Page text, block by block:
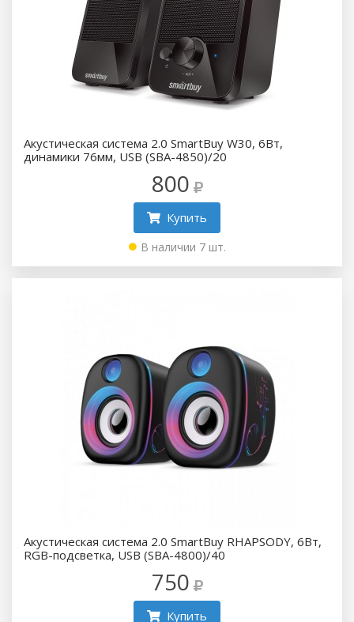
Акустическая система 2.0 SmartBuy W30, 6Вт,
динамики 76мм, USB (SBA-4850)/20
800
Купить
В наличии 7 шт.
Акустическая система 2.0 SmartBuy RHAPSODY, 6Вт,
RGB-подсветка, USB (SBA-4800)/40
750
Купить